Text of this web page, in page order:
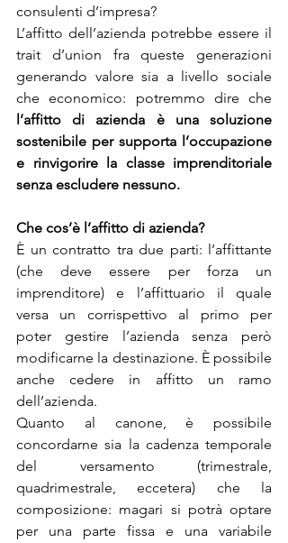
consulenti d’impresa?
L’affitto dell’azienda potrebbe essere il
trait d’union fra queste generazioni
generando valore sia a livello sociale
l’affitto di azienda è una soluzione
sostenibile per supporta l’occupazione
e rinvigorire la classe imprenditoriale
senza escludere nessuno.
Che cos’è l’affitto di azienda?
È un contratto tra due parti: l’affittante
(che deve essere per forza un
imprenditore) e l’affittuario il quale
versa un corrispettivo al primo per
poter gestire l’azienda senza però
modificarne la destinazione. È possibile
anche cedere in affitto un ramo
dell’azienda.
Quanto al canone, è possibile
concordarne sia la cadenza temporale
del versamento (trimestrale,
quadrimestrale, eccetera) che la
composizione: magari si potrà optare
per una parte fissa e una variabile